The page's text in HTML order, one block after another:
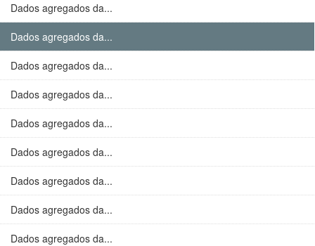
Dados agregados da...
Dados agregados da...
Dados agregados da...
Dados agregados da...
Dados agregados da...
Dados agregados da...
Dados agregados da...
Dados agregados da...
Dados agregados da...